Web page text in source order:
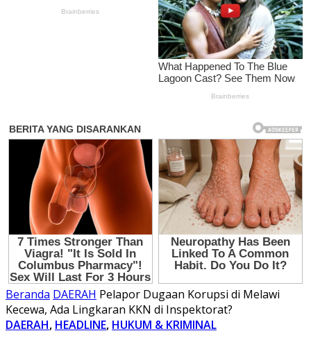
Beranda DAERAH Pelapor Dugaan Korupsi di Melawi
Kecewa, Ada Lingkaran KKN di Inspektorat?
DAERAH, HEADLINE, HUKUM & KRIMINAL